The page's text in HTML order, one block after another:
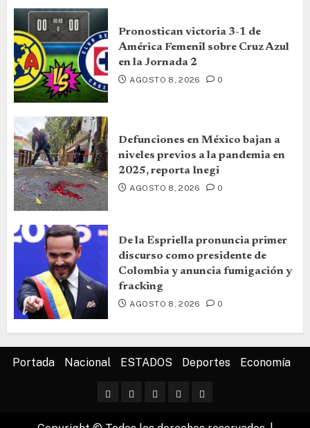
Pronostican victoria 3-1 de
América Femenil sobre Cruz Azul
en la Jornada 2
AGOSTO 8, 2026 0
Defunciones en México bajan a
niveles previos a la pandemia en
2025, reporta Inegi
AGOSTO 8, 2026 0
De la Espriella pronuncia primer
discurso como presidente de
Colombia y anuncia fumigación y
fracking
AGOSTO 8, 2026 0
Portada Nacional ESTADOS Deportes Economía